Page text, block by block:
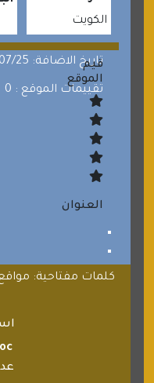
الكويت
تاريخ الاضافة: 2020/07/25
تقييمات الموقع : 0
قيم
الموقع
العنوان
كلمات مفتاحية: